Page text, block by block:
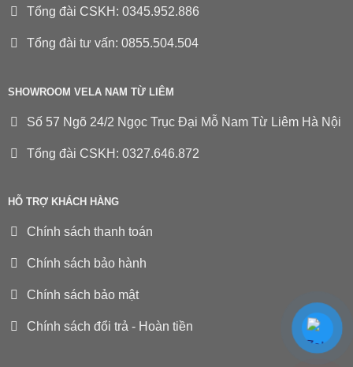
Tổng đài CSKH: 0345.952.886
Tổng đài tư vấn: 0855.504.504
SHOWROOM VELA NAM TỪ LIÊM
Số 57 Ngõ 24/2 Ngọc Trục Đại Mỗ Nam Từ Liêm Hà Nội
Tổng đài CSKH: 0327.646.872
HỖ TRỢ KHÁCH HÀNG
Chính sách thanh toán
Chính sách bảo hành
Chính sách bảo mật
Chính sách đổi trả - Hoàn tiền